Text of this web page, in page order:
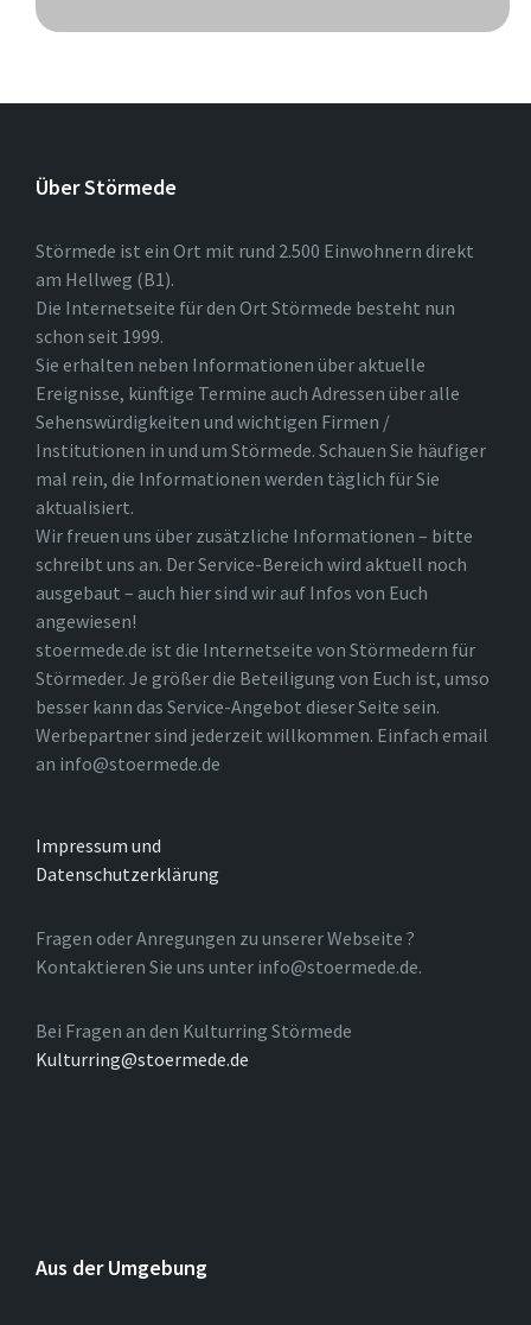
Über Störmede
Störmede ist ein Ort mit rund 2.500 Einwohnern direkt
am Hellweg (B1).
Die Internetseite für den Ort Störmede besteht nun
schon seit 1999.
Sie erhalten neben Informationen über aktuelle
Ereignisse, künftige Termine auch Adressen über alle
Sehenswürdigkeiten und wichtigen Firmen /
Institutionen in und um Störmede. Schauen Sie häufiger
mal rein, die Informationen werden täglich für Sie
aktualisiert.
Wir freuen uns über zusätzliche Informationen – bitte
schreibt uns an. Der Service-Bereich wird aktuell noch
ausgebaut – auch hier sind wir auf Infos von Euch
angewiesen!
stoermede.de ist die Internetseite von Störmedern für
Störmeder. Je größer die Beteiligung von Euch ist, umso
besser kann das Service-Angebot dieser Seite sein.
Werbepartner sind jederzeit willkommen. Einfach email
an info@stoermede.de
Impressum und
Datenschutzerklärung
Fragen oder Anregungen zu unserer Webseite ?
Kontaktieren Sie uns unter info@stoermede.de.
Bei Fragen an den Kulturring Störmede
Kulturring@stoermede.de
Aus der Umgebung